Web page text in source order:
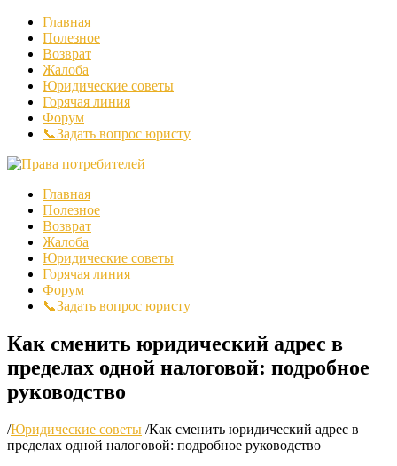
Главная
Полезное
Возврат
Жалоба
Юридические советы
Горячая линия
Форум
📞Задать вопрос юристу
Главная
Полезное
Возврат
Жалоба
Юридические советы
Горячая линия
Форум
📞Задать вопрос юристу
Как сменить юридический адрес в
пределах одной налоговой: подробное
руководство
/Юридические советы /Как сменить юридический адрес в
пределах одной налоговой: подробное руководство